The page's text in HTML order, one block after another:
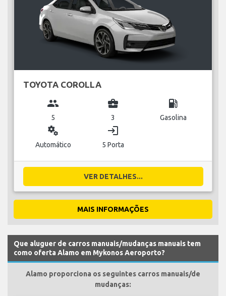
TOYOTA COROLLA
group
5
business_center
3
local_gas_station
Gasolina
miscellaneous_services
Automático
login
5 Porta
VER DETALHES...
MAIS INFORMAÇÕES
Que aluguer de carros manuais/mudanças manuais tem
como oferta Alamo em Mykonos Aeroporto?
Alamo proporciona os seguintes carros manuais/de
mudanças: